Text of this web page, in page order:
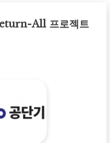
All 프로젝트